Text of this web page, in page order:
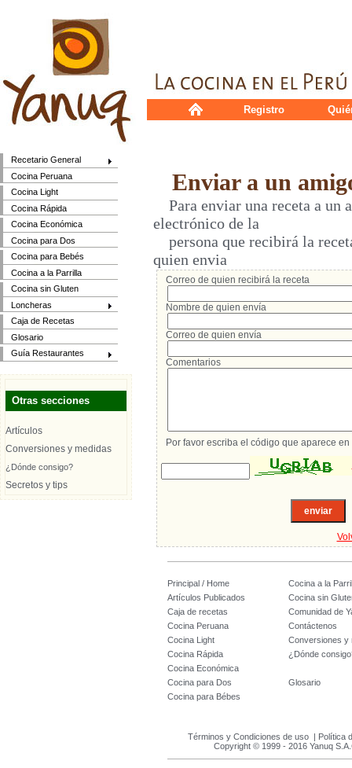
Recetario General
Cocina Peruana
Cocina Light
Cocina Rápida
Cocina Económica
Cocina para Dos
Cocina para Bebés
Cocina a la Parrilla
Cocina sin Gluten
Loncheras
Caja de Recetas
Glosario
Guía Restaurantes
Otras secciones
Artículos
Conversiones y medidas
¿Dónde consigo?
Secretos y tips
Registro
Enviar a un
Para enviar una receta a un
electrónico de la
persona que recibirá la
quien envia
Correo de quien recibirá la receta
Nombre de quien envía
Correo de quien envía
Comentarios
Por favor escriba el código que aparece en
Principal / Home
Cocina a la
Artículos Publicados
Cocina sin
Caja de recetas
Comunidad de
Cocina Peruana
Contáctenos
Cocina Light
Conversiones y
Cocina Rápida
¿Dónde
Cocina Económica
Cocina para Dos
Glosario
Cocina para Bébes
Términos y Condiciones de uso| Política
Copyright © 1999 - 2016 Yanuq